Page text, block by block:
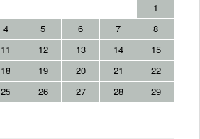
1
4 5 6 7
8
11 12 13 14
15
18 19 20 21
22
25 26 27 28
29